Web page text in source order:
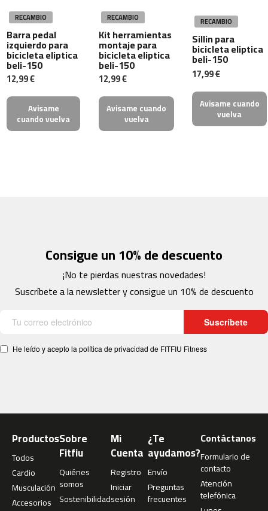
c
-
5
0
m
c
i
a
e
e
M
-
5
0
RECAMBIO
Barra pedal
izquierdo para
bicicleta eliptica
beli-150
12,99 €
Avisame
cuando vuelva
RECAMBIO
Kit herramientas
montaje para
bicicleta eliptica
beli-150
12,99 €
Avisame cuando
vuelva
RECAMBIO
Sillin para
bicicleta eliptica
beli-150
17,99 €
Avisame cuando
vuelva
Consigue un 10% de descuento
¡No te pierdas nuestras novedades!
Suscríbete a la newsletter y consigue un 10% de descuento
Suscríbete
He leído y acepto la política de privacidad de FITFIU Fitness
Productos
Todos
Cardio
Musculación
Accesorios
Sobre
Fitfiu
Quiénes
somos
Sostenibilidad
Mi
Cuenta
Registro
Iniciar
sesión
¿Te
ayudamos?
Envío
Preguntas
frecuentes
Contáctanos
Formulario de
contacto
Atención
telefónica